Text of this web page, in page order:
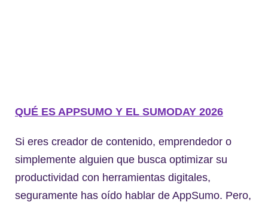
QUÉ ES APPSUMO Y EL SUMODAY 2026
Si eres creador de contenido, emprendedor o
simplemente alguien que busca optimizar su
productividad con herramientas digitales,
seguramente has oído hablar de AppSumo. Pero,